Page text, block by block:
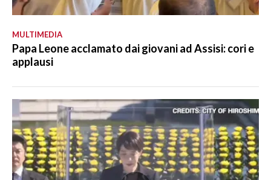
MULTIMEDIA
Papa Leone acclamato dai giovani ad Assisi: cori e
applausi